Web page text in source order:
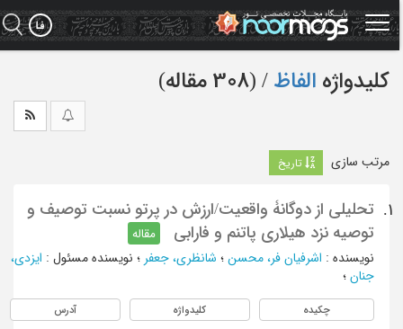
کلیدواژه الفاظ ‏/ (308 مقاله)
مرتب سازی تاریخ
1.
تحلیلی از دوگانۀ واقعیت/ارزش در پرتو نسبت توصیف و
توصیه نزد هیلاری پاتنم و فارابی
مقاله
نویسنده: اشرفیان فر، محسن؛ شانظری، جعفر؛ نویسنده مسئول : ایزدی،
جنان؛
چکیده کلیدواژه آدرس